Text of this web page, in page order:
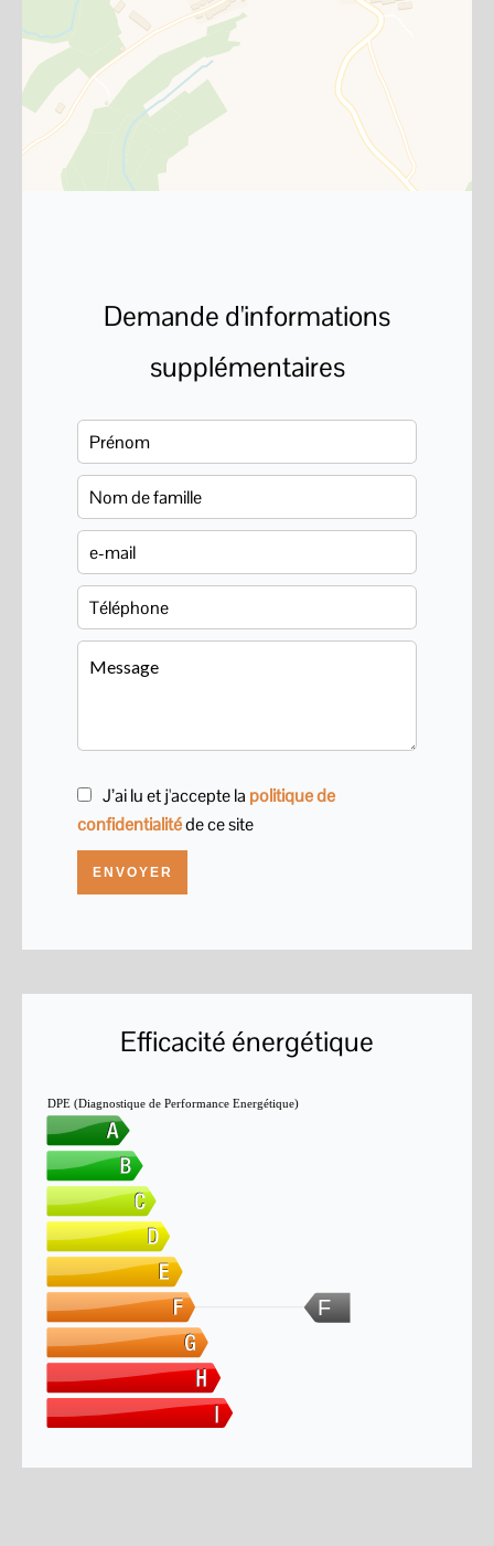
Demande d'informations
supplémentaires
J’ai lu et j'accepte la politique de
confidentialitéde ce site
ENVOYER
Efficacité énergétique
F
DPE (Diagnostique de Performance Energétique)